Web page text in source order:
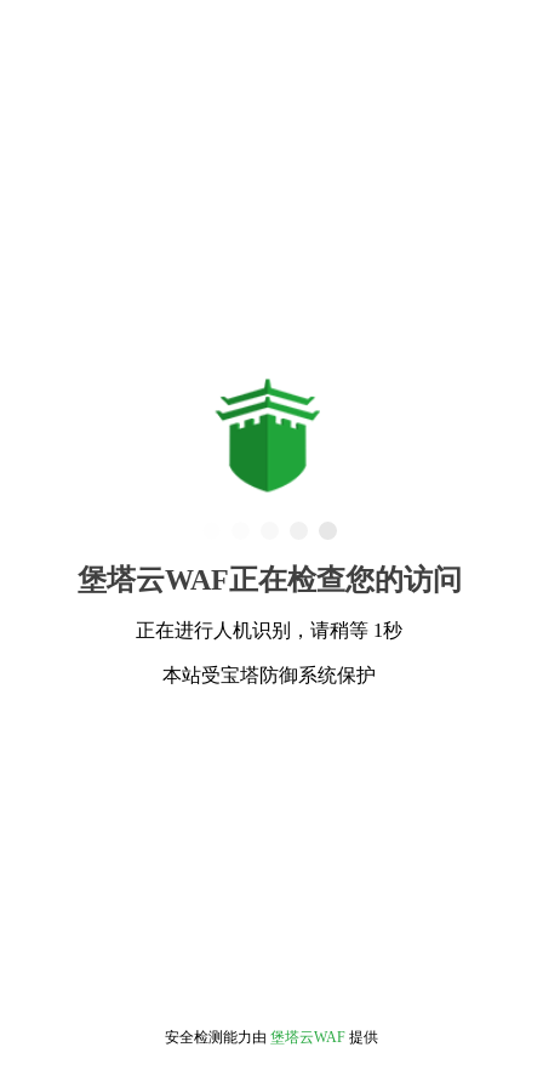
堡塔云WAF正在检查您的访问
正在进行人机识别，请稍等 1秒
本站受宝塔防御系统保护
安全检测能力由 堡塔云WAF 提供